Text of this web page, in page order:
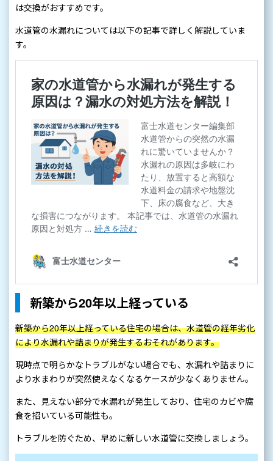
は交換がおすすめです。
水道管の水漏れについては以下の記事で詳しく解説していま
す。
新築から20年以上経っている
新築から20年以上経っている住宅の場合は、水道管の経年劣化
により水漏れや詰まりが発生するおそれがあります。
現時点で明らかなトラブルがない場合でも、水漏れや詰まりに
より水まわりが突然使えなくなるケースが少なくありません。
また、見えない部分で水漏れが発生しており、住宅のカビや腐
食を招いている可能性も。
トラブルを防ぐため、早めに新しい水道管に交換しましょう。